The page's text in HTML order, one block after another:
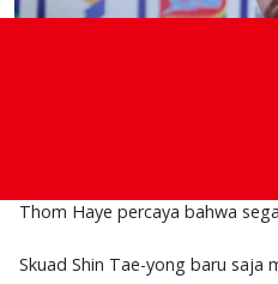
Thom Haye percaya bahwa
Skuad Shin Tae-yong baru saja